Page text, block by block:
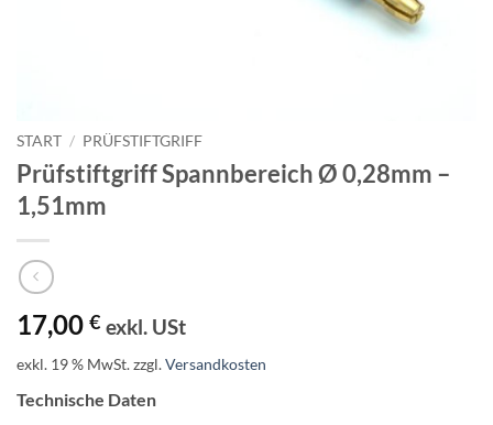
START / PRÜFSTIFTGRIFF
Prüfstiftgriff Spannbereich Ø 0,28mm –
1,51mm
17,00 € exkl. USt
exkl. 19 % MwSt.zzgl.Versandkosten
Technische Daten